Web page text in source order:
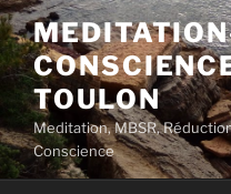
Aller
au
contenu
principalTOULON
Meditation, MBSR,
Conscience